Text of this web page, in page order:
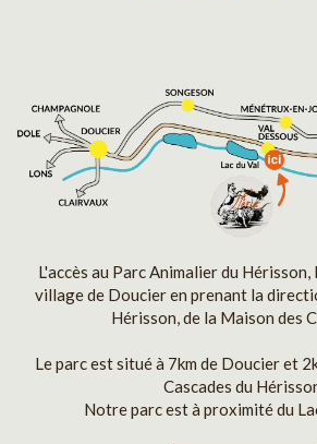
L'accès au Parc Animalier du
village de Doucier en prenant la
Hérisson, de la Maison des
Le parc est situé à 7km de Doucier et
Cascades du
Notre parc est à proximité du